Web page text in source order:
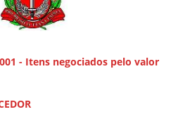
- Itens negociados pelo valor